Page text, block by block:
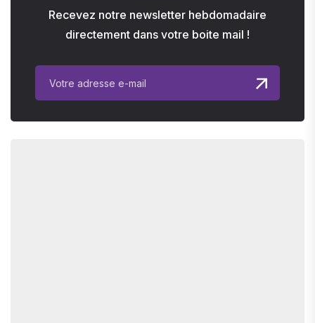
Recevez notre newsletter hebdomadaire
directement dans votre boite mail !